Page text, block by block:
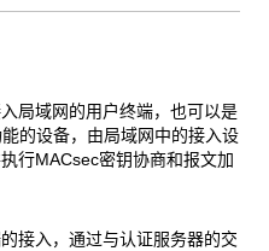
局域网的用户终端，也可以是
的设备，由局域网中的接入设
行MACsec密钥协商和报文加
接入，通过与认证服务器的交